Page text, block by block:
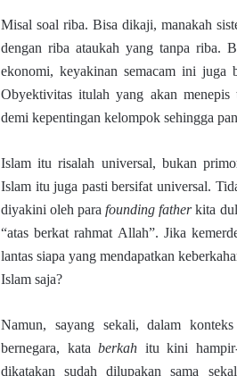
Misal soal riba. Bisa dikaji, manakah
dengan riba ataukah yang tanpa riba.
ekonomi, keyakinan semacam ini juga
Obyektivitas itulah yang akan
demi kepentingan kelompok sehingga
Islam itu risalah universal, bukan
Islam itu juga pasti bersifat universal.
diyakini oleh parafounding fatherkita
“atas berkat rahmat Allah”. Jika
lantas siapa yang mendapatkan
Islam saja?
Namun, sayang sekali, dalam
bernegara, kataberkah itu kini
dikatakan sudah dilupakan sama